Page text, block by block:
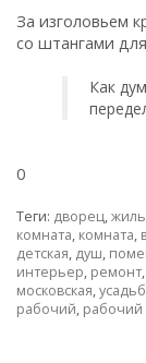
За изголовьем
со штангами
Как
0
Теги: дворец,
комната, комната,
детская, душ,
интерьер, ремонт,
московская,
рабочий, рабочий